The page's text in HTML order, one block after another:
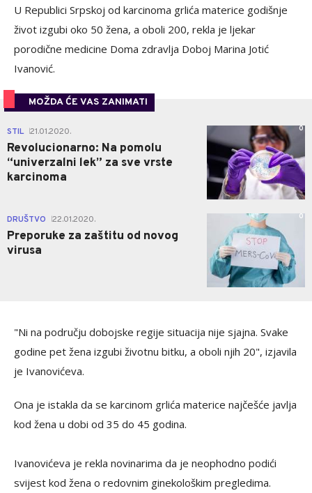
U Republici Srpskoj od karcinoma grlića materice godišnje
život izgubi oko 50 žena, a oboli 200, rekla je ljekar
porodične medicine Doma zdravlja Doboj Marina Jotić
Ivanović.
MOŽDA ĆE VAS ZANIMATI
STIL 21.01.2020.
Revolucionarno: Na pomolu
“univerzalni lek” za sve vrste
karcinoma
0
DRUŠTVO 22.01.2020.
Preporuke za zaštitu od novog
virusa
0
"Ni na području dobojske regije situacija nije sjajna. Svake
godine pet žena izgubi životnu bitku, a oboli njih 20", izjavila
je Ivanovićeva.
Ona je istakla da se karcinom grlića materice najčešće javlja
kod žena u dobi od 35 do 45 godina.
Ivanovićeva je rekla novinarima da je neophodno podići
svijest kod žena o redovnim ginekološkim pregledima.